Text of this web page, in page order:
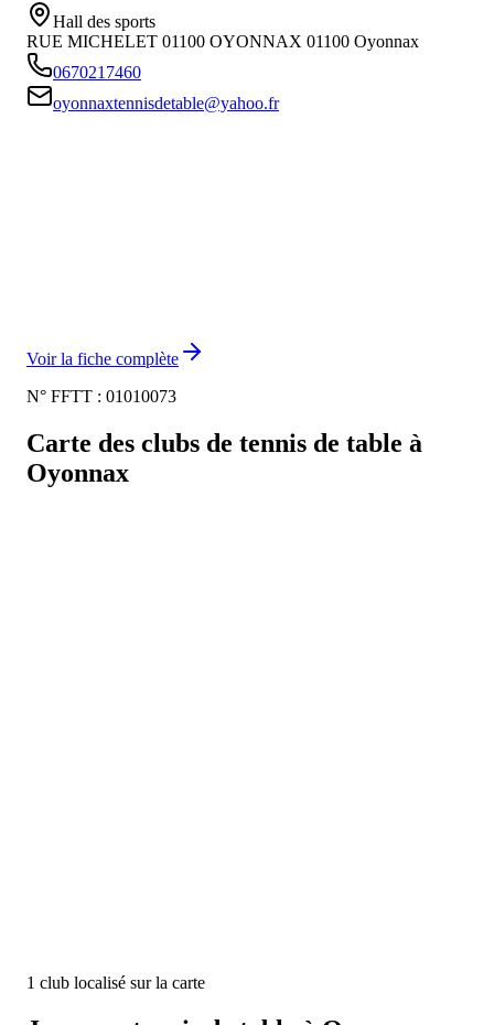
Hall des sports
RUE MICHELET 01100 OYONNAX 01100 Oyonnax
0670217460
oyonnaxtennisdetable@yahoo.fr
Voir la fiche complète
N° FFTT : 01010073
Carte des clubs de tennis de table à
Oyonnax
1 club localisé sur la carte